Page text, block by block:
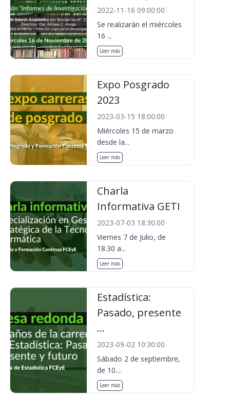
2022-11-16 09:00:00
Se realizarán el miércoles
16 ...
Leer más
Expo Posgrado
2023
2023-03-15 18:00:00
Miércoles 15 de marzo
desde la...
Leer más
Charla
Informativa GETI
2023-07-03 18:30:00
Viernes 7 de Julio, de
18.30 a...
Leer más
Estadística:
Pasado, presente
...
2023-09-02 10:30:00
Sábado 2 de septiembre,
de 10....
Leer más